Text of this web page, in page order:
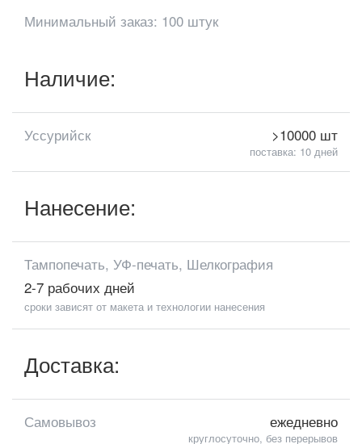
Минимальный заказ: 100 штук
Наличие:
Уссурийск >10000 шт
поставка: 10 дней
Нанесение:
Тампопечать, УФ-печать, Шелкография
2-7 рабочих дней
сроки зависят от макета и технологии нанесения
Доставка:
Самовывоз ежедневно
круглосуточно, без перерывов